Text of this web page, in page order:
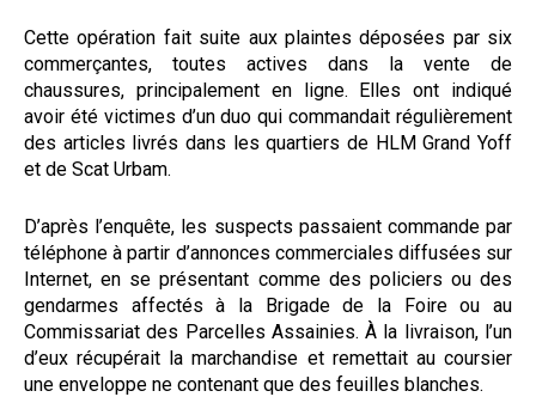
Cette opération fait suite aux plaintes déposées par six
commerçantes, toutes actives dans la vente de
chaussures, principalement en ligne. Elles ont indiqué
avoir été victimes d’un duo qui commandait régulièrement
des articles livrés dans les quartiers de HLM Grand Yoff
et de Scat Urbam.
D’après l’enquête, les suspects passaient commande par
téléphone à partir d’annonces commerciales diffusées sur
Internet, en se présentant comme des policiers ou des
gendarmes affectés à la Brigade de la Foire ou au
Commissariat des Parcelles Assainies. À la livraison, l’un
d’eux récupérait la marchandise et remettait au coursier
une enveloppe ne contenant que des feuilles blanches.